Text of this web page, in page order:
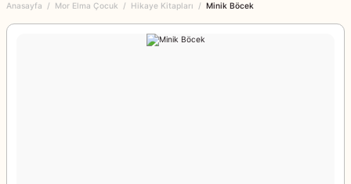
Anasayfa Mor Elma Çocuk Hikaye Kitapları Minik Böcek